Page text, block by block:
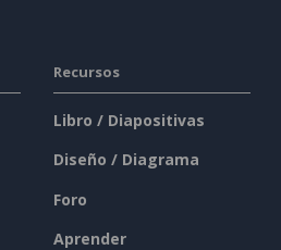
Recursos
Libro / Diapositivas
Diseño / Diagrama
Foro
Aprender